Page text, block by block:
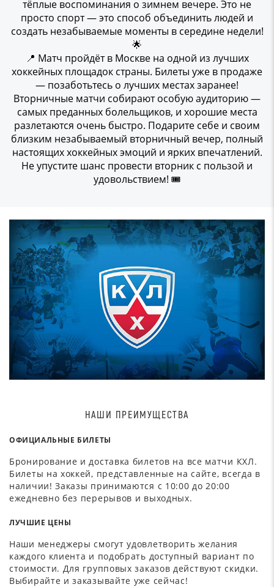
тёплые воспоминания о зимнем вечере. Это не
просто спорт — это способ объединить людей и
создать незабываемые моменты в середине недели!
🌟
📍 Матч пройдёт в Москве на одной из лучших
хоккейных площадок страны. Билеты уже в продаже
— позаботьтесь о лучших местах заранее!
Вторничные матчи собирают особую аудиторию —
самых преданных болельщиков, и хорошие места
разлетаются очень быстро. Подарите себе и своим
близким незабываемый вторничный вечер, полный
настоящих хоккейных эмоций и ярких впечатлений.
Не упустите шанс провести вторник с пользой и
удовольствием! 🎟️
НАШИ ПРЕИМУЩЕСТВА
ОФИЦИАЛЬНЫЕ БИЛЕТЫ
Бронирование и доставка билетов на все матчи КХЛ.
Билеты на хоккей, представленные на сайте, всегда в
наличии! Заказы принимаются с 10:00 до 20:00
ежедневно без перерывов и выходных.
ЛУЧШИЕ ЦЕНЫ
Наши менеджеры смогут удовлетворить желания
каждого клиента и подобрать доступный вариант по
стоимости. Для групповых заказов действуют скидки.
Выбирайте и заказывайте уже сейчас!